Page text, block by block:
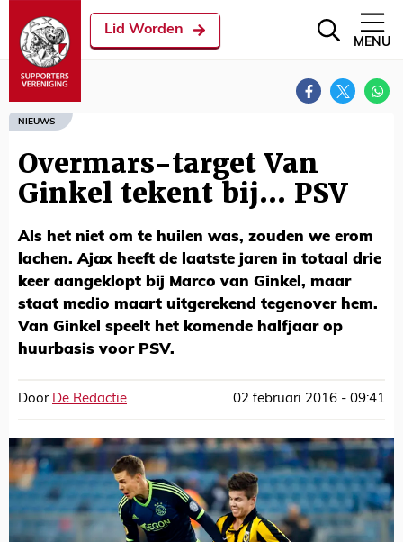
Lid Worden
MENU
NIEUWS
Overmars-target Van
Ginkel tekent bij... PSV
Als het niet om te huilen was, zouden we erom
lachen. Ajax heeft de laatste jaren in totaal drie
keer aangeklopt bij Marco van Ginkel, maar
staat medio maart uitgerekend tegenover hem.
Van Ginkel speelt het komende halfjaar op
huurbasis voor PSV.
Door De Redactie 02 februari 2016 - 09:41